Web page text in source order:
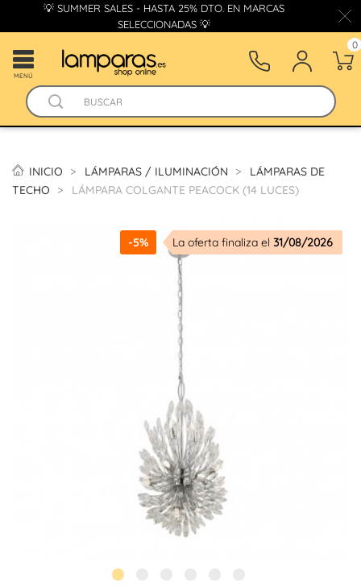
💡 SUMMER SALES - HASTA 25% DTO. EN MARCAS
SELECCIONADAS 💡
MENÚ
0
INICIO LÁMPARAS / ILUMINACIÓN
LÁMPARAS DE
TECHO
LÁMPARA COLGANTE PEACOCK (14 LUCES)
-5% La oferta finaliza el 31/08/2026